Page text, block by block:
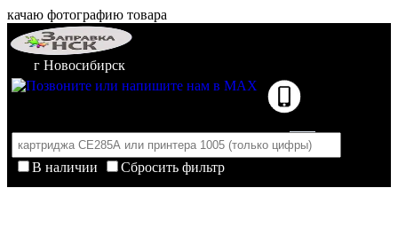
качаю фотографию товара
г Новосибирск
В наличии
Сбросить фильтр
Корзина пуста